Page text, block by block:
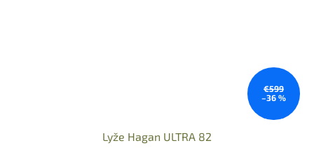
€599
–36 %
Lyže Hagan ULTRA 82